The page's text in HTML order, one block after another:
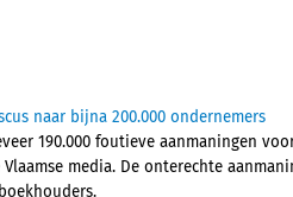
naar bijna 200.000 ondernemers
190.000 foutieve aanmaningen
media. De onterechte